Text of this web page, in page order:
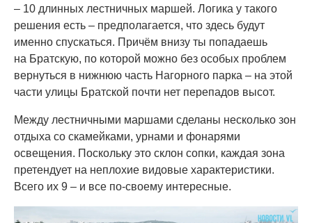
– 10 длинных лестничных маршей. Логика у такого
решения есть – предполагается, что здесь будут
именно спускаться. Причём внизу ты попадаешь
на Братскую, по которой можно без особых проблем
вернуться в нижнюю часть Нагорного парка – на этой
части улицы Братской почти нет перепадов высот.
Между лестничными маршами сделаны несколько зон
отдыха со скамейками, урнами и фонарями
освещения. Поскольку это склон сопки, каждая зона
претендует на неплохие видовые характеристики.
Всего их 9 – и все по-своему интересные.